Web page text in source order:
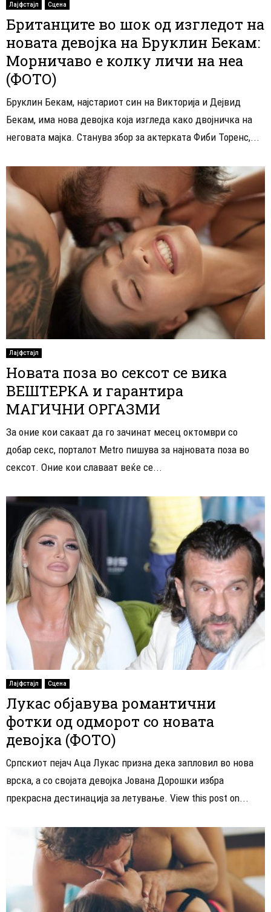
Лајфстајл Сцена
Британците во шок од изгледот на
новата девојка на Бруклин Бекам:
Морничаво е колку личи на неа
(ФОТО)
Бруклин Бекам, најстариот син на Викторија и Дејвид
Бекам, има нова девојка која изгледа како двојничка на
неговата мајка. Станува збор за актерката Фиби Торенс,...
Лајфстајл
Новата поза во сексот се вика
ВЕШТЕРКА и гарантира
МАГИЧНИ ОРГАЗМИ
За оние кои сакаат да го зачинат месец октомври со
добар секс, порталот Metro пишува за најновата поза во
сексот. Оние кои славаат веќе се...
Лајфстајл Сцена
Лукас објавува романтични
фотки од одморот со новата
девојка (ФОТО)
Српскиот пејач Аца Лукас призна дека запловил во нова
врска, а со својата девојка Јована Дорошки избра
прекрасна дестинација за летување. View this post on...